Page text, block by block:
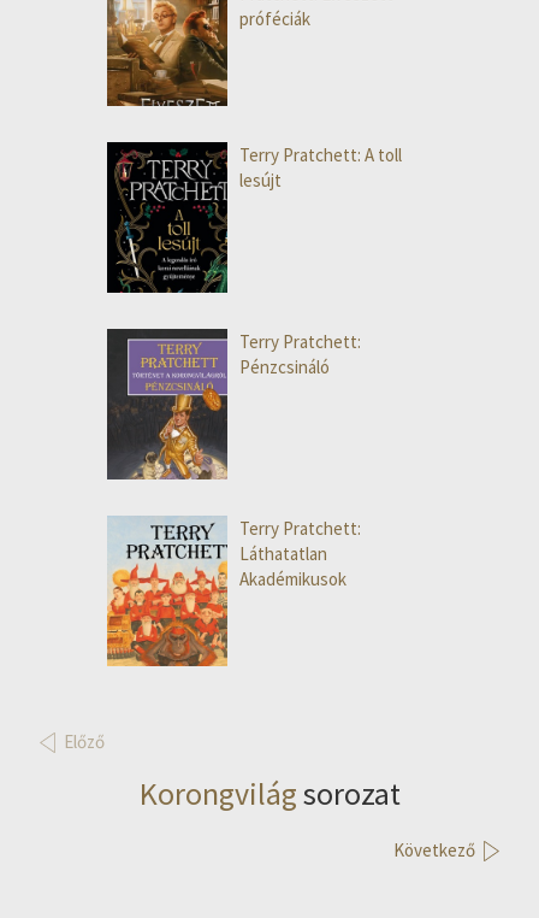
próféciák
Terry Pratchett: A toll
lesújt
Terry Pratchett:
Pénzcsináló
Terry Pratchett:
Láthatatlan
Akadémikusok
Előző
Korongvilágsorozat
Következő